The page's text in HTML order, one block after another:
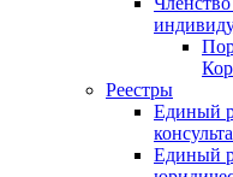
Реестры
Единый
Единый